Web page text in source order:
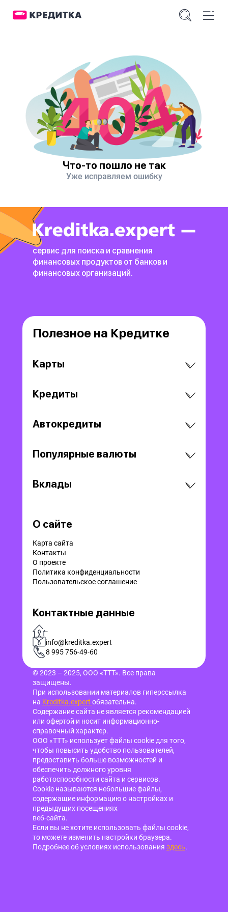
Что-то пошло не так
Уже исправляем ошибку
сервис для поиска и сравнения
финансовых продуктов от банков и
финансовых организаций.
Полезное на Кредитке
Карты
Кредиты
Автокредиты
Популярные валюты
Вклады
О сайте
Карта сайта
Контакты
О проекте
Политика конфиденциальности
Пользовательское соглашение
Контактные данные
-
info@kreditka.expert
8 995 756-49-60
© 2023 – 2025, ООО «ТТТ». Все права
защищены.
При использовании материалов гиперссылка
на Kreditka.expert обязательна.
Содержание сайта не является рекомендацией
или офертой и носит информационно-
справочный характер.
ООО «ТТТ» использует файлы cookie для того,
чтобы повысить удобство пользователей,
предоставить больше возможностей и
обеспечить должного уровня
работоспособности сайта и сервисов.
Cookie называются небольшие файлы,
содержащие информацию о настройках и
предыдущих посещениях
веб-сайта.
Если вы не хотите использовать файлы cookie,
то можете изменить настройки браузера.
Подробнее об условиях использования здесь.